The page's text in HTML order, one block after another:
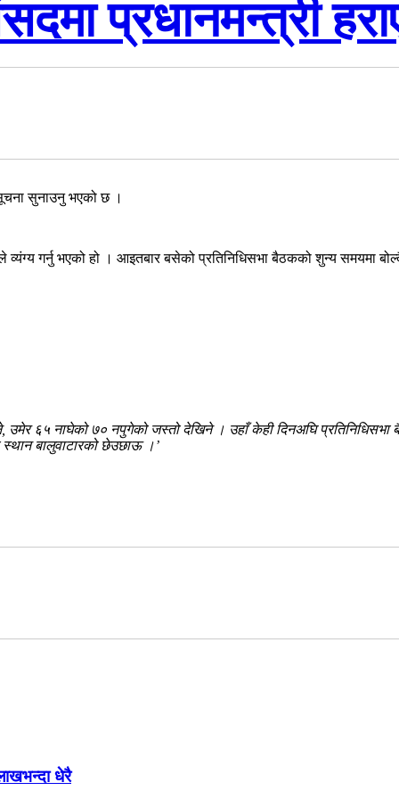
प्रधानमन्त्री
सुनाउनु भएको छ ।
गर्नु भएको हो । आइतबार बसेको प्रतिनिधिसभा बैठकको शुन्य समयमा
उमेर ६५ नाघेको ७० नपुगेको जस्तो देखिने । उहाँ केही दिनअघि
बालुवाटारको छेउछाऊ ।’
धेरै